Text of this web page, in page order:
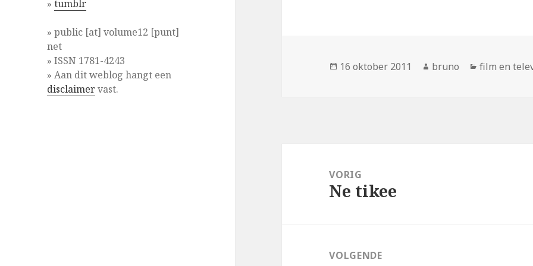
»tumblr
» public [at] volume12 [punt]
net
» ISSN 1781-4243
» Aan dit weblog hangt een
disclaimervast.
Geplaatst
16 oktober 2011 Auteur
bruno film en
navigatieVORIG
Vorig
Ne tikee
VOLGENDE